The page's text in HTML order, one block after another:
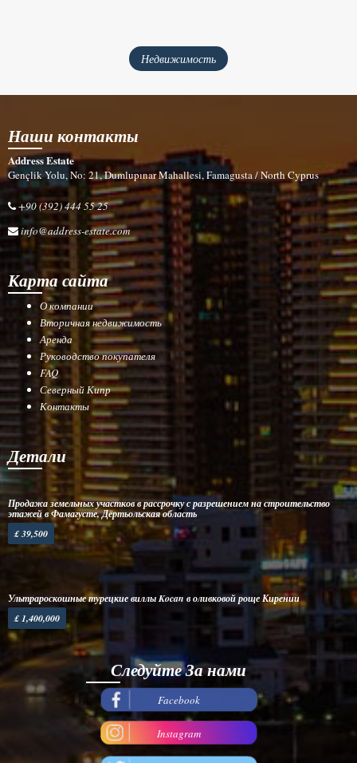
Недвижимость
Наши контакты
Address Estate
Gençlik Yolu, No: 21, Dumlupınar Mahallesi, Famagusta / North Cyprus
+90 (392) 444 55 25
info@address-estate.com
Карта сайта
О компании
Вторичная недвижимость
Аренда
Руководство покупателя
FAQ
Северный Кипр
Контакты
Детали
Продажа земельных участков в рассрочку с разрешением на строительство
этажей в Фамагусте, Дёртьольская область
£ 39,500
Ультрароскошные турецкие виллы Kocan в оливковой роще Кирении
£ 1,400,000
Следуйте За нами
Facebook
Instagram